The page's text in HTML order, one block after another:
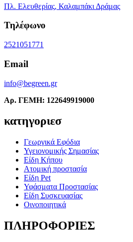
Πλ. Ελευθερίας, Καλαμπάκι Δράμας
Τηλέφωνο
2521051771
Email
info@begreen.gr
Αρ. ΓΕΜΗ: 122649919000
κατηγοριεσ
Γεωργικά Εφόδια
Υγειονομικής Σημασίας
Είδη Κήπου
Ατομική προστασία
Είδη Pet
Υφάσματα Προστασίας
Είδη Συσκευασίας
Οινοποιητικά
ΠΛΗΡΟΦΟΡΙΕΣ